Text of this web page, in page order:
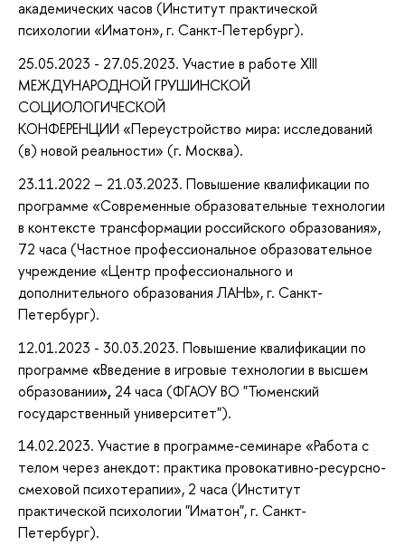
академических часов (Институт практической
психологии «Иматон», г. Санкт-Петербург).
25.05.2023 - 27.05.2023. Участие в работе XIII
МЕЖДУНАРОДНОЙ ГРУШИНСКОЙ
СОЦИОЛОГИЧЕСКОЙ
КОНФЕРЕНЦИИ «Переустройство мира: исследований
(в) новой реальности» (г. Москва).
23.11.2022 – 21.03.2023. Повышение квалификации по
программе «Современные образовательные технологии
в контексте трансформации российского образования»,
72 часа (Частное профессиональное образовательное
учреждение «Центр профессионального и
дополнительного образования ЛАНЬ», г. Санкт-
Петербург).
12.01.2023 - 30.03.2023. Повышение квалификации по
программе «Введение в игровые технологии в высшем
образовании», 24 часа (ФГАОУ ВО "Тюменский
государственный университет").
14.02.2023. Участие в программе-семинаре «Работа с
телом через анекдот: практика провокативно-ресурсно-
смеховой психотерапии», 2 часа (Институт
практической психологии "Иматон", г. Санкт-
Петербург).